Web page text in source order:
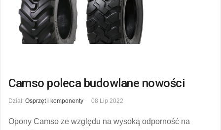
Camso poleca budowlane nowości
Dział: Osprzęt i komponenty 08 Lip 2022
Opony Camso ze względu na wysoką odporność na